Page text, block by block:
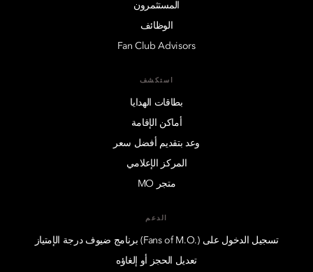
المستثمرون
الوظائف
Fan Club Advisors
استكشف
بطاقات الهدايا
أماكن الإقامة
وعد بتقديم أفضل سعر
المركز الإعلامي
متجر MO
الدعم
تسجيل الدخول على (.Fans of M.O) برنامج ضيوف درجة الإمتياز
تعديل الحجز أو إلغاؤه